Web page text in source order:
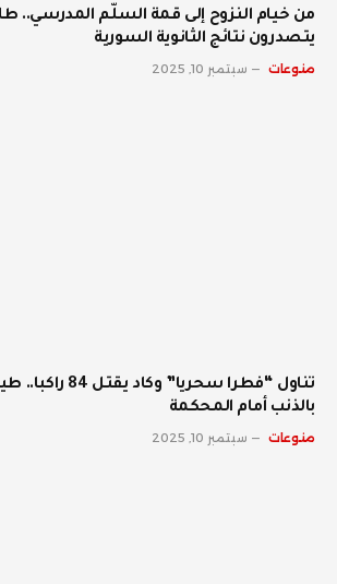
من خيام النزوح إلى قمة السلّم المدرسي..
يتصدرون نتائج الثانوية السورية
منوعات سبتمبر 10, 2025
تناول “فطرا سحريا”
بالذنب أمام المحكمة
منوعات سبتمبر 10, 2025